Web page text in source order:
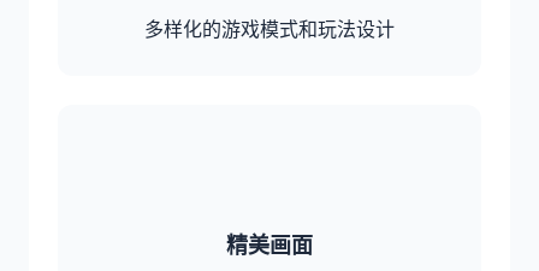
多样化的游戏模式和玩法设计
精美画面